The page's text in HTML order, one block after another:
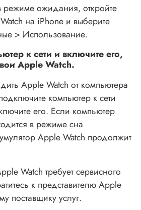
режиме ожидания, откройте
на iPhone и выберите
> Использование.
к сети и включите его,
Apple Watch.
Apple Watch от компьютера
компьютер к сети
его. Если компьютер
в режиме сна
Apple Watch продолжит
Watch требует сервисного
к представителю Apple
поставщику услуг.